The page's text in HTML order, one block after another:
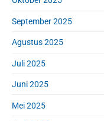
September 2025
Agustus 2025
Juli 2025
Juni 2025
Mei 2025